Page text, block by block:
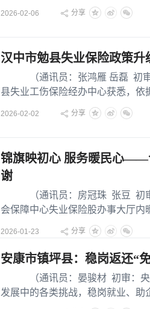
2026-02-06 分享
汉中市勉县失业保险政策
（通讯员：张鸿雁 岳磊 初审
县失业工伤保险经办中心获悉，
2026-02-02 分享
锦旗映初心 服务暖民心——
谢
（通讯员：房冠珠 张豆 初审
会保障中心失业保险股办事大厅内
2026-01-23 分享
安康市镇坪县：稳岗返还“
（通讯员：晏骏材 初审：央
发展中的各类挑战，稳岗就业、